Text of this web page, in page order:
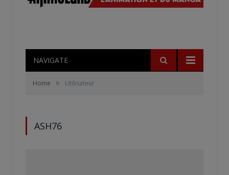
NAVIGATE
Home » Utilisateur
ASH76